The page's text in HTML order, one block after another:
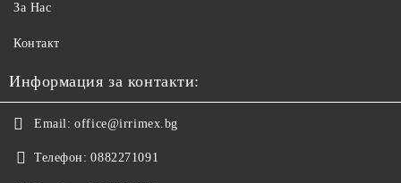
За Нас
Контакт
Информация за контакти:
Email: office@irrimex.bg
Телефон: 0882271091